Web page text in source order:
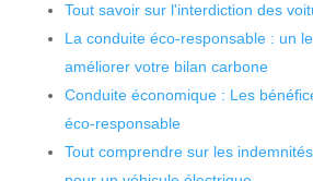
Tout savoir sur l'interdiction des
La conduite éco-responsable : un
améliorer votre bilan carbone
Conduite économique : Les
éco-responsable
Tout comprendre sur les